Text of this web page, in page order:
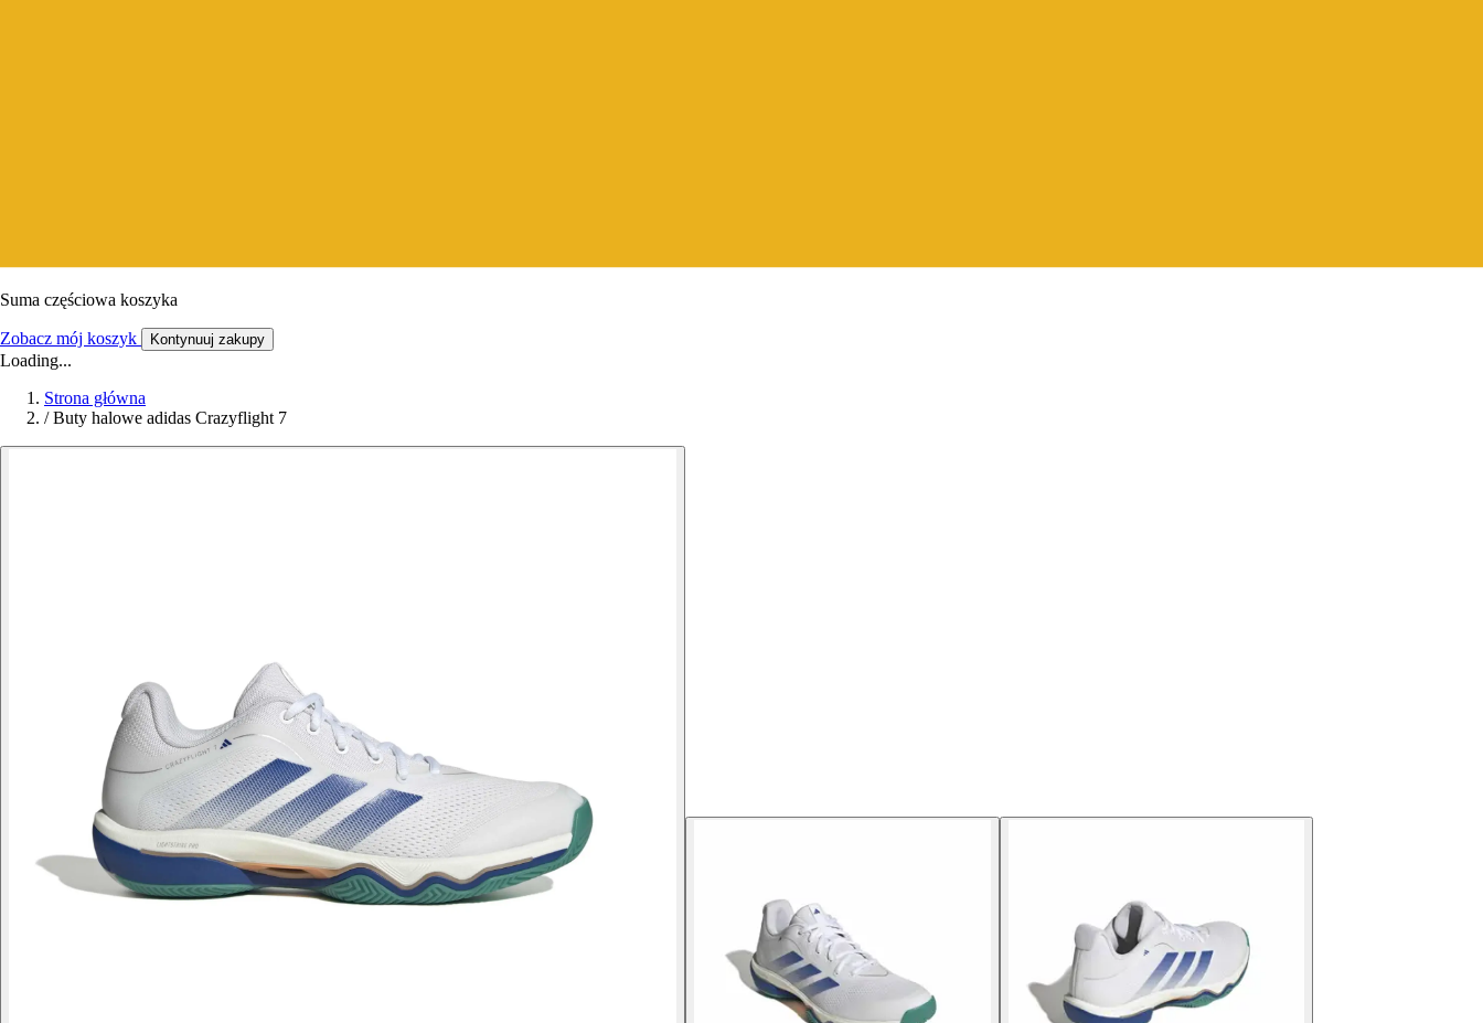
Suma częściowa koszyka
Zobacz mój koszyk Kontynuuj zakupy
Loading...
Strona główna
/ Buty halowe adidas Crazyflight 7